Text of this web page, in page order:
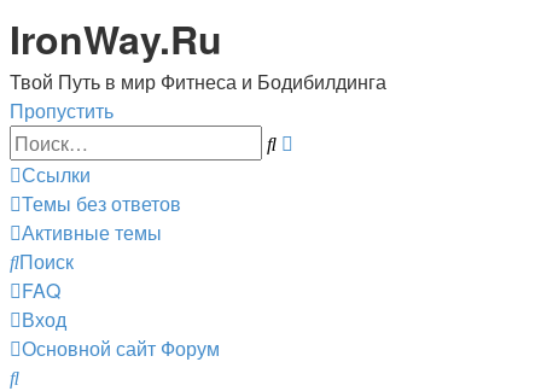
IronWay.Ru
Твой Путь в мир Фитнеса и Бодибилдинга
Пропустить
Поиск
Ссылки
Темы без ответов
Активные темы
Поиск
FAQ
Вход
Основной сайт Форум
Поиск